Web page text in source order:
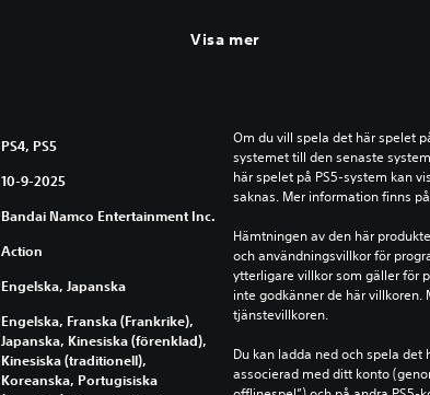
Visa mer
PS4, PS5
10-9-2025
Bandai Namco Entertainment Inc.
Action
Engelska, Japanska
Engelska, Franska (Frankrike),
Japanska, Kinesiska (förenklad),
Kinesiska (traditionell),
Koreanska, Portugisiska
Om du vill spela det här spelet
systemet till den senaste
här spelet på PS5-system kan
saknas. Mer information finns
Hämtningen av den här
och användningsvillkor för
ytterligare villkor som gäller för
inte godkänner de här
tjänstevillkoren.
Du kan ladda ned och spela
associerad med ditt konto